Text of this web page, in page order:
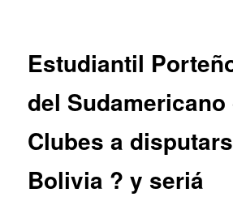
Estudiantil
del Sudamericano
Clubes a
Bolivia ? y seriá